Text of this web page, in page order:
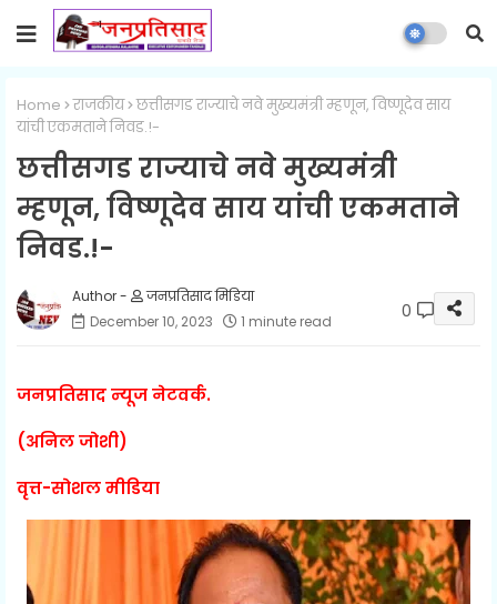
Home राजकीय छत्तीसगड राज्याचे नवे मुख्यमंत्री म्हणून, विष्णूदेव साय
यांची एकमताने निवड.!-
छत्तीसगड राज्याचे नवे मुख्यमंत्री
म्हणून, विष्णूदेव साय यांची एकमताने
निवड.!-
जनप्रतिसाद मिडिया
December 10, 2023
1 minute read 0
जनप्रतिसाद न्यूज नेटवर्क.
(अनिल जोशी)
वृत्त-सोशल मीडिया